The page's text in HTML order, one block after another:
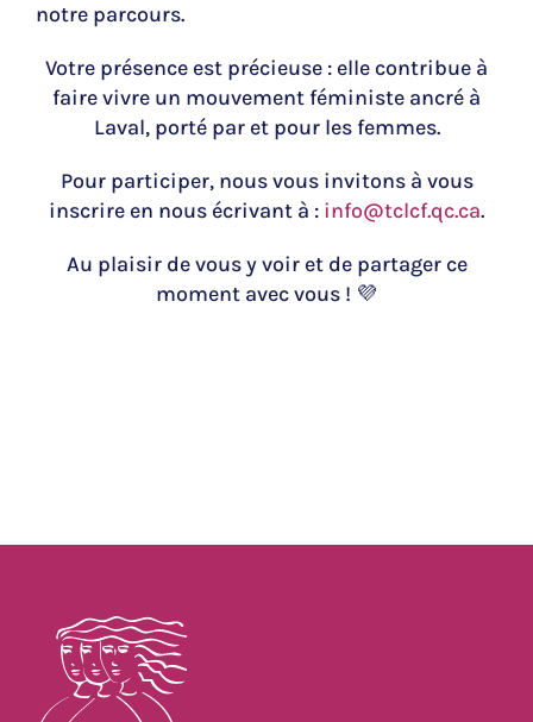
notre parcours.
Votre présence est précieuse : elle contribue à
faire vivre un mouvement féministe ancré à
Laval, porté par et pour les femmes.
Pour participer, nous vous invitons à vous
inscrire en nous écrivant à : info@tclcf.qc.ca.
Au plaisir de vous y voir et de partager ce
moment avec vous ! 💜